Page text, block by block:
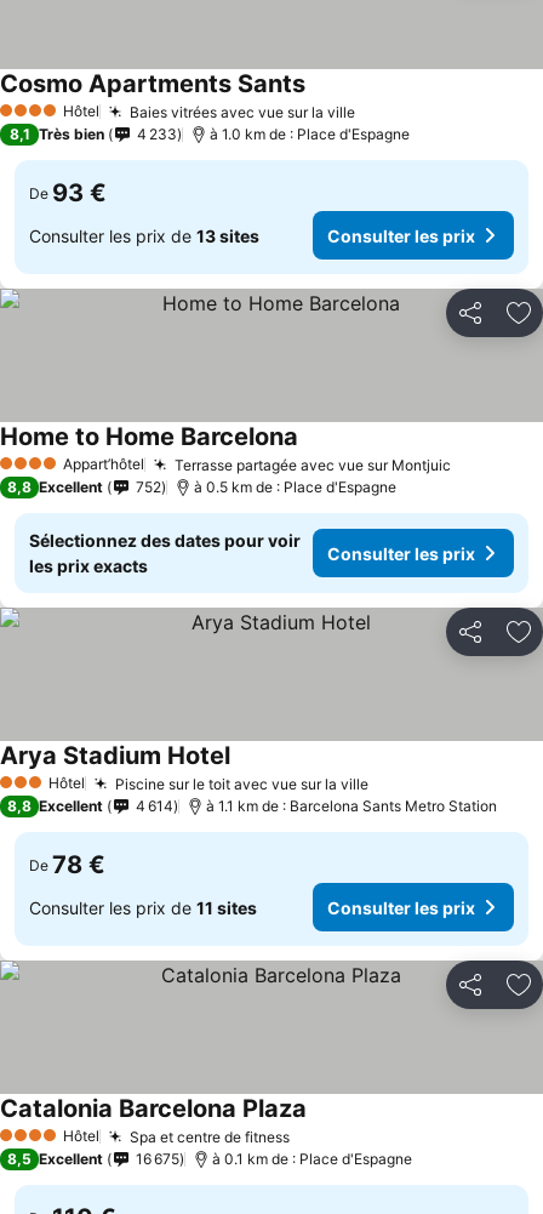
4 Étoiles Hôtel Baies vitrées avec vue sur la ville
Cosmo Apartments Sants
8,1 Très bien 4 233 à 1.0 km de : Place d'Espagne
De 93 €
Consulter les prix de 13 sites Consulter les prix
Partager
4 Étoiles Appart’hôtel Terrasse partagée avec vue sur Montjuic
Home to Home Barcelona
8,8 Excellent 752 à 0.5 km de : Place d'Espagne
Sélectionnez des dates pour voir
les prix exacts
Consulter les prix
Partager
3 ÉtoilesHôtel Piscine sur le toit avec vue sur la ville
Arya Stadium Hotel
8,8 Excellent 4 614 à 1.1 km de : Barcelona Sants Metro Station
De 78 €
Consulter les prix de 11 sites Consulter les prix
Partager
4 Étoiles Hôtel Spa et centre de fitness
Catalonia Barcelona Plaza
8,5 Excellent 16 675 à 0.1 km de : Place d'Espagne